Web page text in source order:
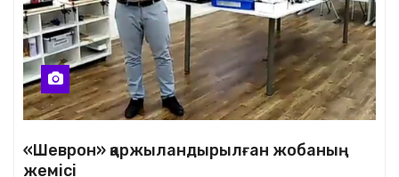
«Шеврон» қаржыландырылған жобаның
жемісі